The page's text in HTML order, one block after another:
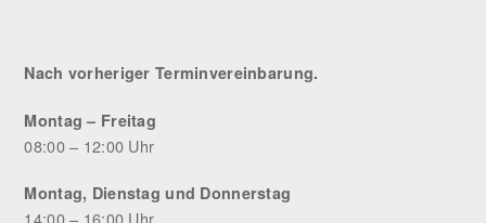
Nach vorheriger Terminvereinbarung.
Montag – Freitag
08:00 – 12:00 Uhr
Montag, Dienstag und Donnerstag
14:00 – 16:00 Uhr